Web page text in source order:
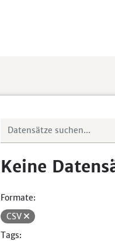
Keine
Formate:
CSV
Tags: